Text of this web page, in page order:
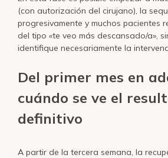
(con autorización del cirujano), la
progresivamente y muchos pacientes
del tipo «te veo más descansado/a»,
identifique necesariamente la
Del primer mes en
cuándo se ve el
definitivo
A partir de la tercera semana, la